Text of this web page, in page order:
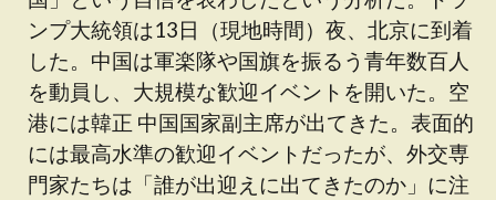
ンプ大統領は13日（現地時間）夜、北京に到着
した。中国は軍楽隊や国旗を振るう青年数百人
を動員し、大規模な歓迎イベントを開いた。空
港には韓正 中国国家副主席が出てきた。表面的
には最高水準の歓迎イベントだったが、外交専
門家たちは「誰が出迎えに出てきたのか」に注